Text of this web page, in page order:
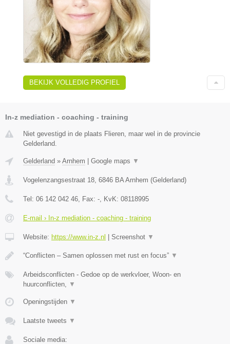
BEKIJK VOLLEDIG PROFIEL
In-z mediation - coaching - training
Niet gevestigd in de plaats Flieren, maar wel in de provincie
Gelderland.
Gelderland » Arnhem Google maps ▼
Vogelenzangsestraat 18 6846 BA Arnhem (Gelderland)
Tel: 06 142 042 46 , Fax: - , KvK: 08118995
E-mail › In-z mediation - coaching - training
Website: https://www.in-z.nl Screenshot ▼
“Conflicten – Samen oplossen met rust en focus” ▼
Arbeidsconflicten - Gedoe op de werkvloer, Woon- en
huurconflicten,
▼
Openingstijden ▼
Laatste tweets ▼
Sociale media: